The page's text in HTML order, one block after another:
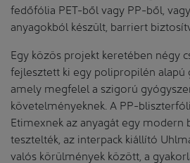
fedőfólia PET-ből vagy PP-ből,
anyagokból készült, barriert
Egy közös projekt keretében négy
fejlesztett ki egy polipropilén alapú
amely megfelel a szigorú
követelményeknek. A PP-
Etimexnek az anyagát egy modern
tesztelték, az interpack kiállító
valós körülmények között, a